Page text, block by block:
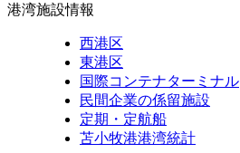
港湾施設情報
西港区
東港区
国際コンテナターミナル
民間企業の係留施設
定期・定航船
苫小牧港港湾統計